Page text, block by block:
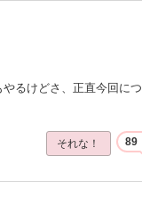
るけどさ、正直今回に
それな！ 89